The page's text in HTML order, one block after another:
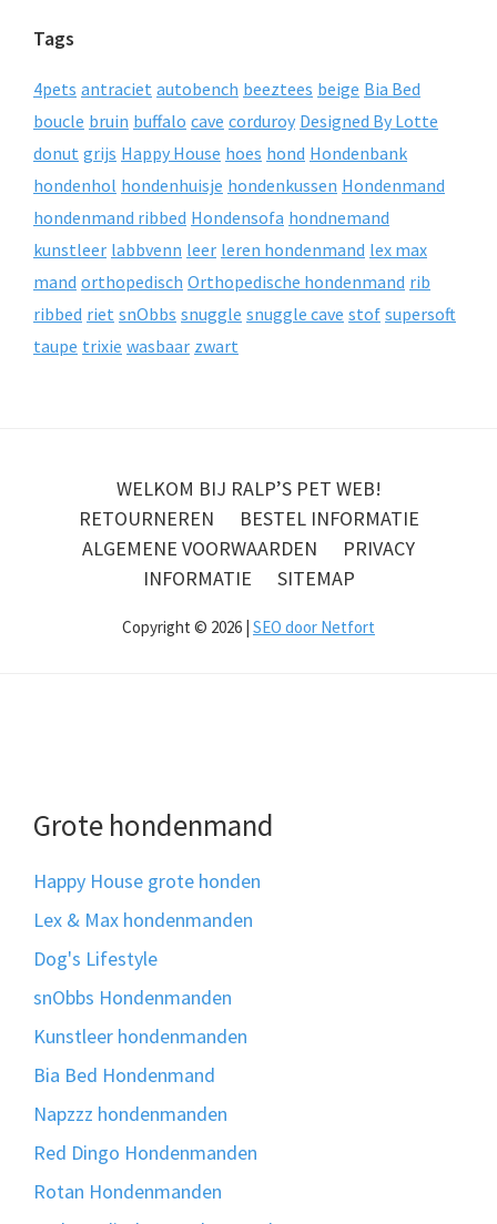
Tags
4pets antraciet autobench beeztees beige Bia Bed
boucle bruin buffalo cave corduroy Designed By Lotte
donut grijs Happy House hoes hond Hondenbank
hondenhol hondenhuisje hondenkussen Hondenmand
hondenmand ribbed Hondensofa hondnemand
kunstleer labbvenn leer leren hondenmand lex max
mand orthopedisch Orthopedische hondenmand rib
ribbed riet snObbs snuggle snuggle cave stof supersoft
taupe trixie wasbaar zwart
WELKOM BIJ RALP’S PET WEB!
RETOURNEREN
BESTEL INFORMATIE
ALGEMENE VOORWAARDEN
PRIVACY
INFORMATIE
SITEMAP
Copyright © 2026 | SEO door Netfort
Grote hondenmand
Happy House grote honden
Lex & Max hondenmanden
Dog's Lifestyle
snObbs Hondenmanden
Kunstleer hondenmanden
Bia Bed Hondenmand
Napzzz hondenmanden
Red Dingo Hondenmanden
Rotan Hondenmanden